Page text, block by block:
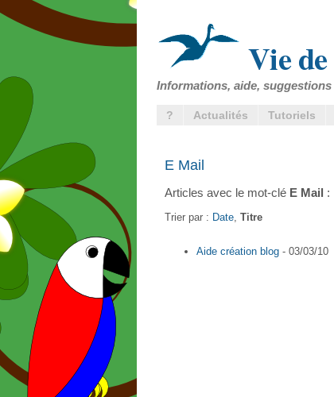
Vie
Informations, aide,
? Actualités Tutoriels
E Mail
Articles avec le mot-clé E Mail :
Trier par : Date Titre
Aide création blog - 03/03/10